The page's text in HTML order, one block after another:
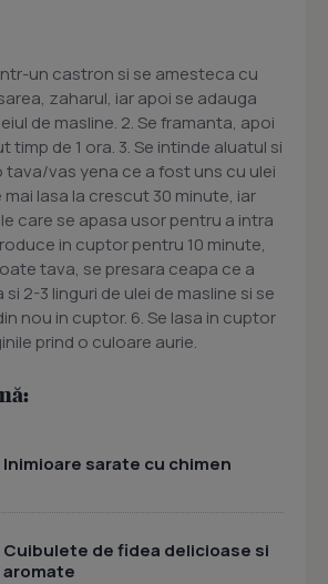
un castron si se amesteca cu
zaharul, iar apoi se adauga
de masline. 2. Se framanta, apoi
timp de 1 ora. 3. Se intinde aluatul si
vas yena ce a fost uns cu ulei
mai lasa la crescut 30 minute, iar
care se apasa usor pentru a intra
in cuptor pentru 10 minute,
tava, se presara ceapa ce a
2-3 linguri de ulei de masline si se
nou in cuptor. 6. Se lasa in cuptor
prind o culoare aurie.
Inimioare sarate cu chimen
Cuibulete de fidea delicioase si
aromate